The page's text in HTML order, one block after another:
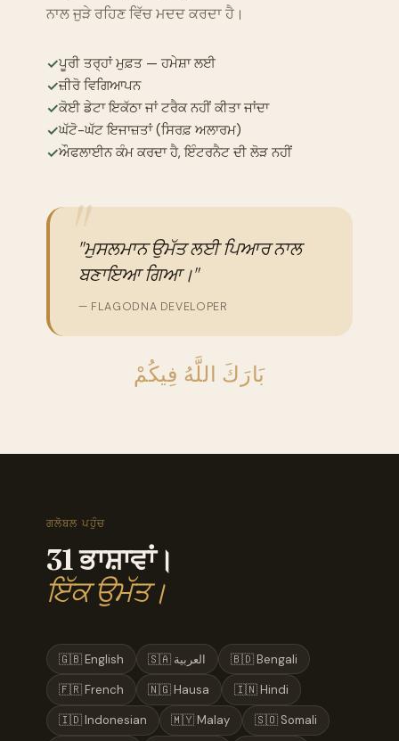
ਨਾਲ ਜੁੜੇ ਰਹਿਣ ਵਿੱਚ ਮਦਦ ਕਰਦਾ ਹੈ।
✓ਪੂਰੀ ਤਰ੍ਹਾਂ ਮੁਫ਼ਤ — ਹਮੇਸ਼ਾ ਲਈ
✓ਜ਼ੀਰੋ ਵਿਗਿਆਪਨ
✓ਕੋਈ ਡੇਟਾ ਇਕੱਠਾ ਜਾਂ ਟਰੈਕ ਨਹੀਂ ਕੀਤਾ ਜਾਂਦਾ
✓ਘੱਟੋ-ਘੱਟ ਇਜਾਜ਼ਤਾਂ (ਸਿਰਫ਼ ਅਲਾਰਮ)
✓ਔਫਲਾਈਨ ਕੰਮ ਕਰਦਾ ਹੈ, ਇੰਟਰਨੈਟ ਦੀ ਲੋੜ ਨਹੀਂ
"ਮੁਸਲਮਾਨ ਉਮੱਤ ਲਈ ਪਿਆਰ ਨਾਲ
ਬਣਾਇਆ ਗਿਆ।"
— FLAGODNA DEVELOPER
بَارَكَ اللَّهُ فِيكُمْ
ਗਲੋਬਲ ਪਹੁੰਚ
31 ਭਾਸ਼ਾਵਾਂ।
ਇੱਕ ਉਮੱਤ।
🇬🇧 English 🇸🇦 العربية 🇧🇩 Bengali
🇫🇷 French 🇳🇬 Hausa 🇮🇳 Hindi
🇮🇩 Indonesian 🇲🇾 Malay 🇸🇴 Somali